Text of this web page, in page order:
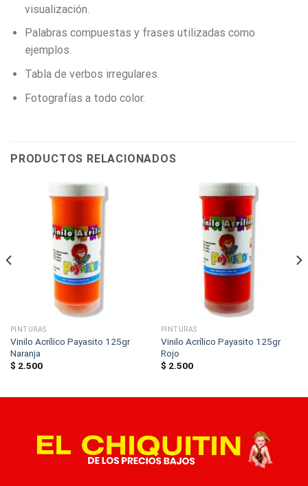
visualización.
Palabras compuestas y frases utilizadas como
ejemplos.
Tabla de verbos irregulares.
Fotografías a todo color.
PRODUCTOS RELACIONADOS
PINTURAS
Vinilo Acrílico Payasito 125gr
Naranja
$ 2.500
PINTURAS
Vinilo Acrílico Payasito 125gr
Rojo
$ 2.500